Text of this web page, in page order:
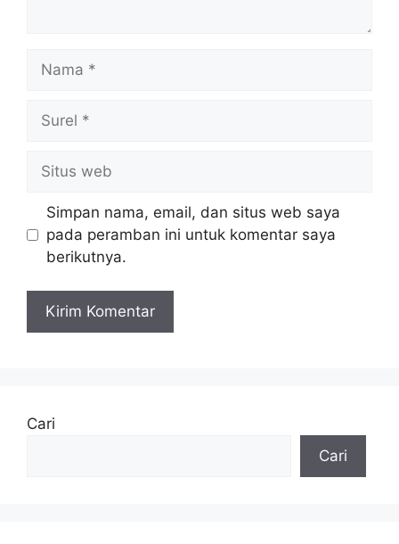
web
Simpan nama, email, dan situs web saya
pada peramban ini untuk komentar saya
berikutnya.
Cari
Cari